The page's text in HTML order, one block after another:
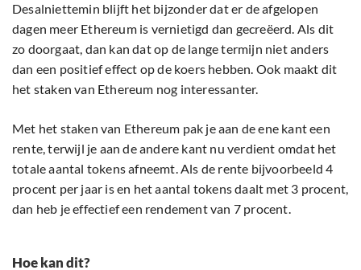
Desalniettemin blijft het bijzonder dat er de afgelopen
dagen meer Ethereum is vernietigd dan gecreëerd. Als dit
zo doorgaat, dan kan dat op de lange termijn niet anders
dan een positief effect op de koers hebben. Ook maakt dit
het staken van Ethereum nog interessanter.
Met het staken van Ethereum pak je aan de ene kant een
rente, terwijl je aan de andere kant nu verdient omdat het
totale aantal tokens afneemt. Als de rente bijvoorbeeld 4
procent per jaar is en het aantal tokens daalt met 3 procent,
dan heb je effectief een rendement van 7 procent.
Hoe kan dit?